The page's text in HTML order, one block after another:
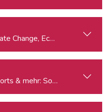
& mehr: Social Media-